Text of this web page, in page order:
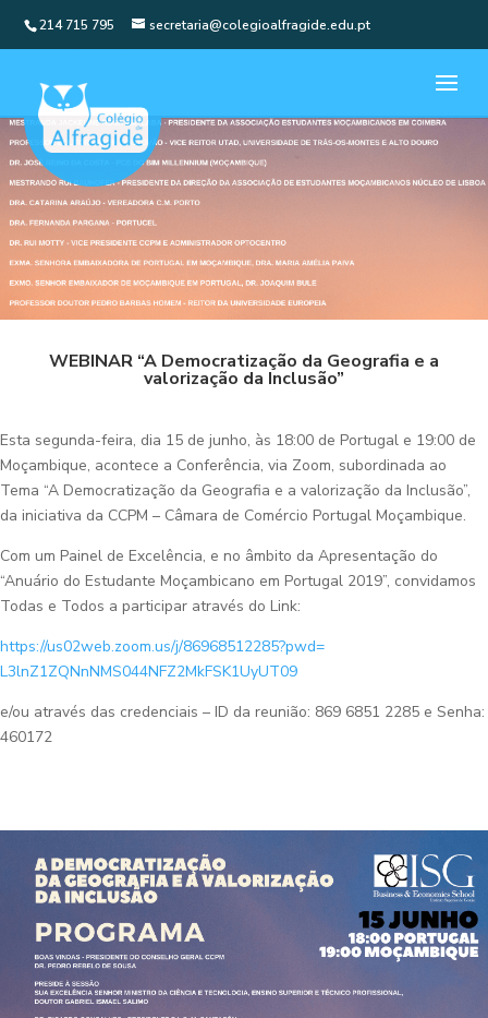
214 715 795 secretaria@colegioalfragide.edu.pt
WEBINAR “A Democratização da Geografia e a
valorização da Inclusão”
Esta segunda-feira, dia 15 de junho, às 18:00 de Portugal e 19:00 de
Moçambique, acontece a Conferência, via Zoom, subordinada ao
Tema “A Democratização da Geografia e a valorização da Inclusão”,
da iniciativa da CCPM – Câmara de Comércio Portugal Moçambique.
Com um Painel de Excelência, e no âmbito da Apresentação do
“Anuário do Estudante Moçambicano em Portugal 2019”, convidamos
Todas e Todos a participar através do Link:
https://us02web.zoom.us/j/86968512285?pwd=
L3lnZ1ZQNnNMS044NFZ2MkFSK1UyUT09
e/ou através das credenciais – ID da reunião: 869 6851 2285 e Senha:
460172